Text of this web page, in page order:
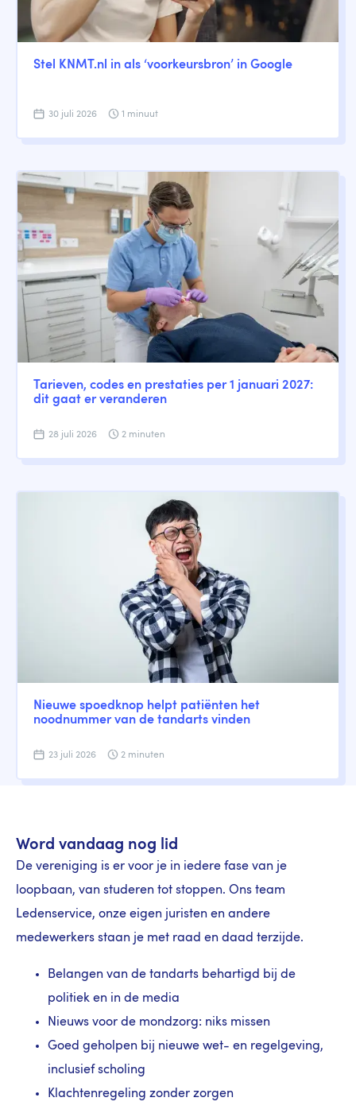
Stel KNMT.nl in als ‘voorkeursbron’ in Google
30 juli 2026 1 minuut
Tarieven, codes en prestaties per 1 januari 2027:
dit gaat er veranderen
28 juli 2026 2 minuten
Nieuwe spoedknop helpt patiënten het
noodnummer van de tandarts vinden
23 juli 2026 2 minuten
Word vandaag nog lid
De vereniging is er voor je in iedere fase van je
loopbaan, van studeren tot stoppen. Ons team
Ledenservice, onze eigen juristen en andere
medewerkers staan je met raad en daad terzijde.
Belangen van de tandarts behartigd bij de
politiek en in de media
Nieuws voor de mondzorg: niks missen
Goed geholpen bij nieuwe wet- en regelgeving,
inclusief scholing
Klachtenregeling zonder zorgen